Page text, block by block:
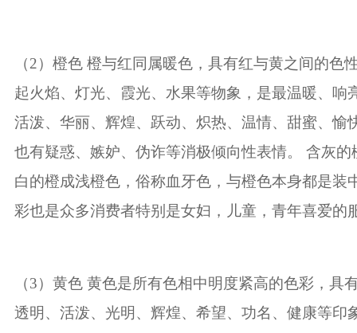
在线咨询：180 98979252
（2）橙色 橙与红同属暖色，具有红与黄之间的色
起火焰、灯光、霞光、水果等物象，是最温暖、响
活泼、华丽、辉煌、跃动、炽热、温情、甜蜜、愉
也有疑惑、嫉妒、伪诈等消极倾向性表情。
含灰的
白的橙成浅橙色，俗称血牙色，与橙色本身都是装
彩也是众多消费者特别是女妇，儿童，青年喜爱的
（3）黄色 黄色是所有色相中明度紧高的色彩，具
透明、活泼、光明、辉煌、希望、功名、健康等印